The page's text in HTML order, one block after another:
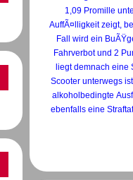
1,09 Promille
AuffÃ¤lligkeit zeigt,
Fall wird ein
Fahrverbot und 2
liegt demnach eine
Scooter unterwegs
alkoholbedingte
ebenfalls eine